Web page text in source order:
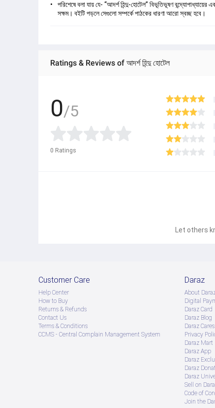
পরিশেষে বলা যায় যে- “আদর্শ হিন্দু-হোটেল” বিভূতিভূষণ
সক্ষম। বইটি পড়লে সেগুলো সম্পর্কে পাঠকের ধারণা আরো স্বচ্ছ হবে।
Ratings & Reviews of আদর্শ হিন্দু হোটেল
0/5
0 Ratings
Let others
Customer Care
Help Center
How to Buy
Returns & Refunds
Contact Us
Terms & Conditions
CCMS - Central Complain Management System
Daraz
About
Digital
Daraz Card
Daraz Blog
Daraz Cares
Privacy
Daraz Mart
Daraz App
Daraz
Daraz
Daraz
Sell on
Code of
Join the